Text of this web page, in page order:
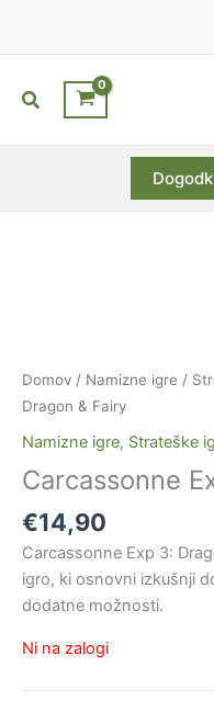
Search
Domov / Namizne igre /
Dragon & Fairy
Namizne igre, Strateške
Carcassonne
€14,90
Carcassonne Exp 3:
igro, ki osnovni izkušnji
dodatne možnosti.
Ni na zalogi